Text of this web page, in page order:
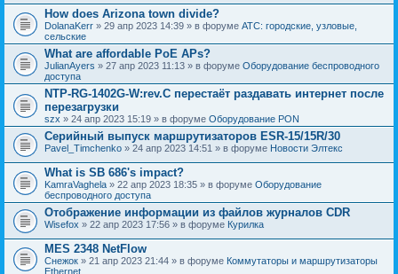
How does Arizona town divide?
DolanaKerr » 29 апр 2023 14:39 » в форуме АТС: городские, узловые,
сельские
What are affordable PoE APs?
JulianAyers » 27 апр 2023 11:13 » в форуме Оборудование беспроводного
доступа
NTP-RG-1402G-W:rev.C перестаёт раздавать интернет после
перезагрузки
szx » 24 апр 2023 15:19 » в форуме Оборудование PON
Серийный выпуск маршрутизаторов ESR-15/15R/30
Pavel_Timchenko » 24 апр 2023 14:51 » в форуме Новости Элтекс
What is SB 686's impact?
KamraVaghela » 22 апр 2023 18:35 » в форуме Оборудование
беспроводного доступа
Отображение информации из файлов журналов CDR
Wisefox » 22 апр 2023 17:56 » в форуме Курилка
MES 2348 NetFlow
Снежок » 21 апр 2023 21:44 » в форуме Коммутаторы и маршрутизаторы
Ethernet